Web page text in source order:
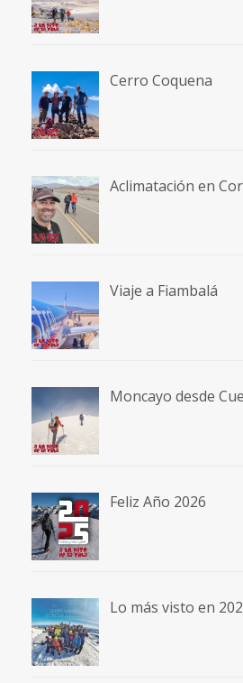
Cerro Coquena
Aclimatación en
Viaje a Fiambalá
Moncayo desde
Feliz Año 2026
Lo más visto en